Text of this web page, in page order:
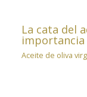
La cata del
importancia
Aceite de oliva